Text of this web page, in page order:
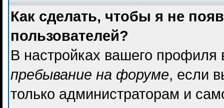
Как сделать, чтобы я не
пользователей?
В настройках вашего
пребывание на форуме, если
только администраторам и